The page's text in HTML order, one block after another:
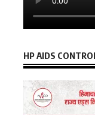
HP AIDS